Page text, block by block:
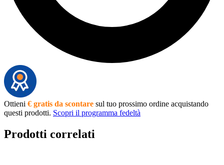
Ottieni € gratis da scontare sul tuo prossimo ordine acquistando
questi prodotti. Scopri il programma fedeltà
Prodotti correlati